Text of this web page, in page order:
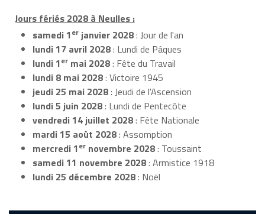
Jours fériés 2028 à Neulles :
samedi 1er janvier 2028: Jour de l'an
lundi 17 avril 2028: Lundi de Pâques
lundi 1er mai 2028: Fête du Travail
lundi 8 mai 2028: Victoire 1945
jeudi 25 mai 2028: Jeudi de l'Ascension
lundi 5 juin 2028: Lundi de Pentecôte
vendredi 14 juillet 2028: Fête Nationale
mardi 15 août 2028: Assomption
mercredi 1er novembre 2028: Toussaint
samedi 11 novembre 2028: Armistice 1918
lundi 25 décembre 2028: Noël